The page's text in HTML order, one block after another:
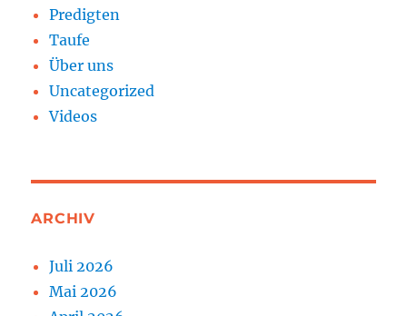
Predigten
Taufe
Über uns
Uncategorized
Videos
ARCHIV
Juli 2026
Mai 2026